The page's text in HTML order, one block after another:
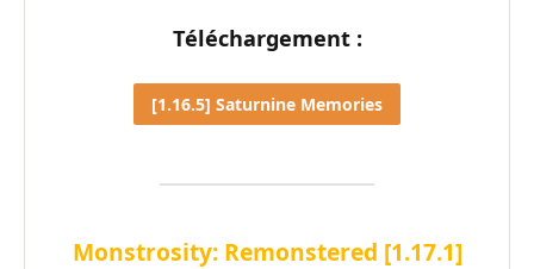
Téléchargement :
[1.16.5] Saturnine Memories
Monstrosity: Remonstered [1.17.1]